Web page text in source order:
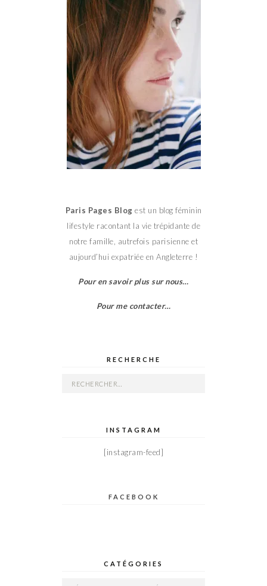
Paris Pages Blog est un blog féminin
lifestyle racontant la vie trépidante de
notre famille, autrefois parisienne et
aujourd’hui expatriée en Angleterre !
Pour en savoir plus sur nous…
Pour me contacter…
RECHERCHE
Rechercher :
INSTAGRAM
[instagram-feed]
FACEBOOK
CATÉGORIES